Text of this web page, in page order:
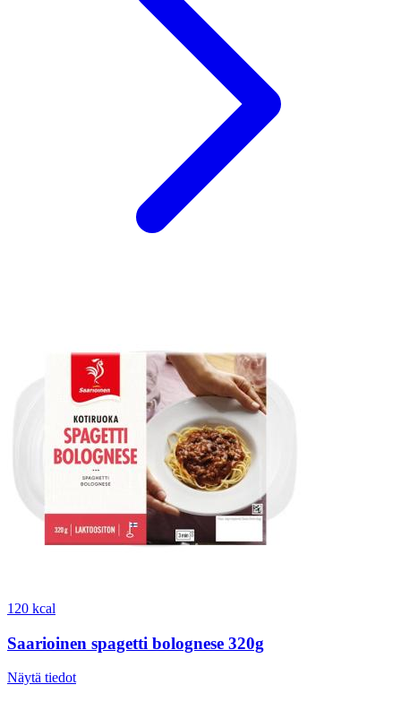
120 kcal
Saarioinen spagetti bolognese 320g
Näytä tiedot